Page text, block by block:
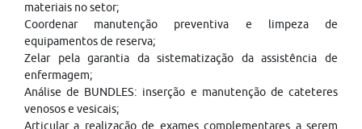
materiais no setor;
Coordenar manutenção preventiva e limpeza de
equipamentos de reserva;
Zelar pela garantia da sistematização da assistência de
enfermagem;
Análise de BUNDLES: inserção e manutenção de cateteres
venosos e vesicais;
Articular a realização de exames complementares a serem